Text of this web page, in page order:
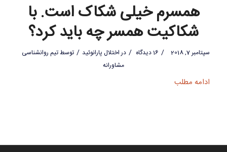
همسرم خیلی شکاک است. با
شکاکیت همسر چه باید کرد؟
سپتامبر 7, 2018 / 16 دیدگاه / دراختلال پارانوئید / توسطتیم روانشناسی
مشاورانه
ادامه مطلب